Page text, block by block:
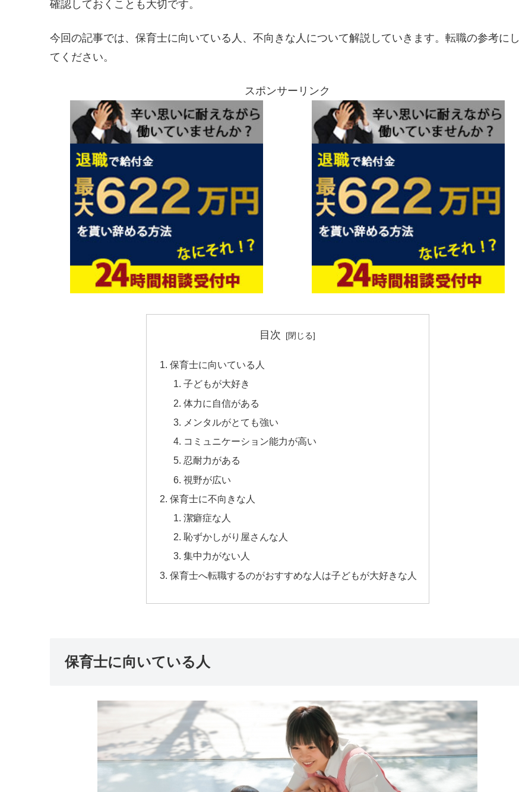
確認しておくことも大切です。
今回の記事では、保育士に向いている人、不向きな人について解説していきます。転職の参考にし
てください。
スポンサーリンク
目次
保育士に向いている人
子どもが大好き
体力に自信がある
メンタルがとても強い
コミュニケーション能力が高い
忍耐力がある
視野が広い
保育士に不向きな人
潔癖症な人
恥ずかしがり屋さんな人
集中力がない人
保育士へ転職するのがおすすめな人は子どもが大好きな人
保育士に向いている人